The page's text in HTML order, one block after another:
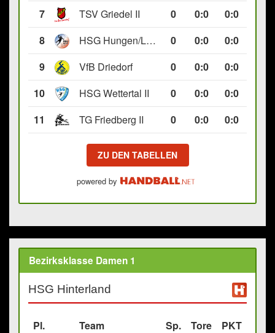
7 TSV Griedel II 0 0:0
0:0
8
HSG Hungen/Lich II 0 0:0
0:0
9
VfB Driedorf 0 0:0
0:0
10
HSG Wettertal II 0 0:0
0:0
11
TG Friedberg II 0 0:0 0:0
ZU DEN TABELLEN
powered by
Bezirksklasse Damen 1
HSG Hinterland
Pl. Team Sp. Tore
PKT